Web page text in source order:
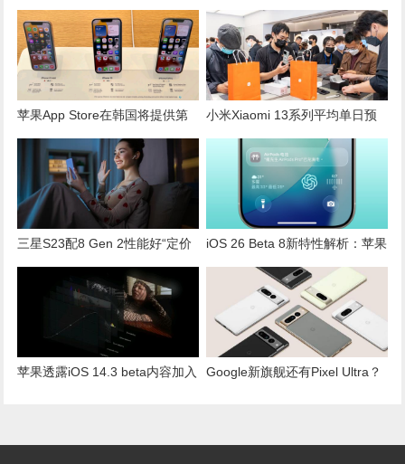
术…9分30秒可充饱手机电量
配备1.08亿像素摄像头
苹果App Store在韩国将提供第
三方支付选项成全球首例
小米Xiaomi 13系列平均单日预
购量超前代 成长近6成
三星S23配8 Gen 2性能好“定价
与iPhone平起平坐”却挨骂 内行
人曝4点残酷事实
iOS 26 Beta 8新特性解析：苹果
预示正式版即将发布
苹果透露iOS 14.3 beta内容加入
Google新旗舰还有Pixel Ultra？